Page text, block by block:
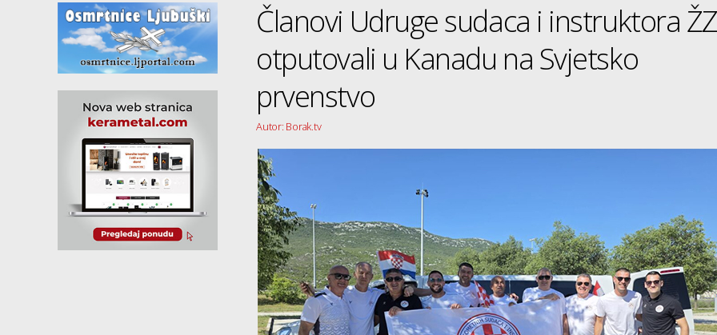
Članovi Udruge sudaca i instruktora
otputovali u Kanadu na Svjetsko
prvenstvo
Autor: Borak.tv